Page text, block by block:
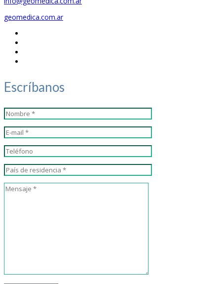
geomedica.com.ar
Escríbanos